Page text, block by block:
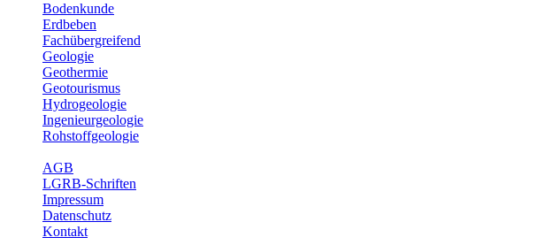
Bodenkunde
Erdbeben
Fachübergreifend
Geologie
Geothermie
Geotourismus
Hydrogeologie
Ingenieurgeologie
Rohstoffgeologie
AGB
LGRB-Schriften
Impressum
Datenschutz
Kontakt